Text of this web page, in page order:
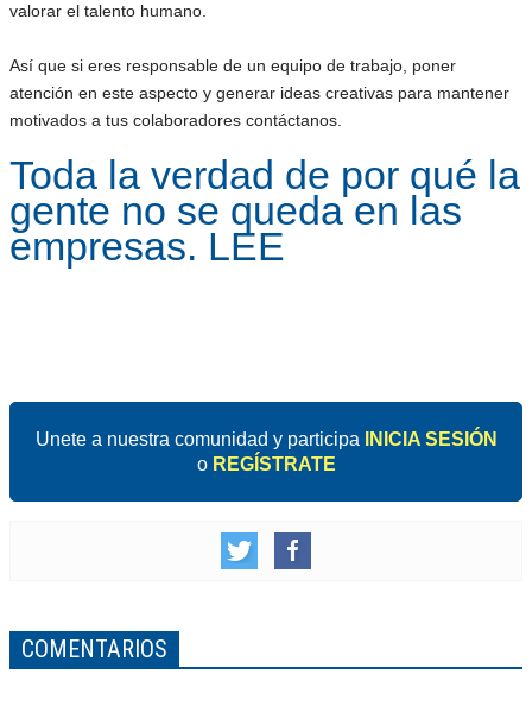
valorar el talento humano.
Así que si eres responsable de un equipo de trabajo, poner
atención en este aspecto y generar ideas creativas para mantener
motivados a tus colaboradores contáctanos.
Toda la verdad de por qué la
gente no se queda en las
empresas. LEE
Unete a nuestra comunidad y participa
INICIA SESIÓN
o REGÍSTRATE
COMENTARIOS